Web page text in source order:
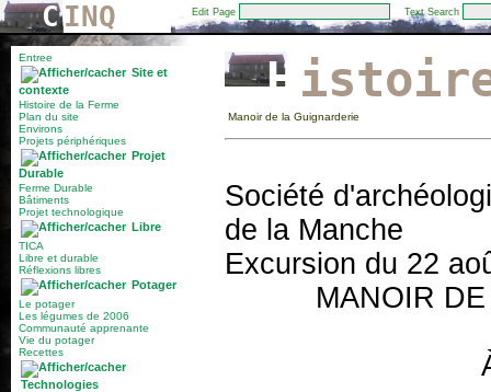
C INQ Edit Page Text Search
Entree
Site et
contexte
Histoire de la Ferme
Plan du site
Environs
Projets périphériques
Projet
Durable
Ferme Durable
Bâtiments
Projet technologique
Libre
TICA
Libre et durable
Réflexions libres
Potager
Le potager
Les légumes de 2006
Communauté apprenante
Vie du potager
Recettes
Technologies
Manoir de la Guignarderie
Société
de la Manche
Excursion du 22
MANOIR